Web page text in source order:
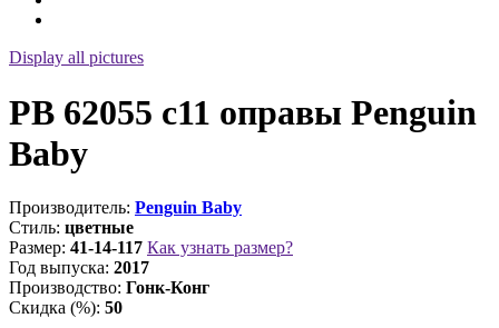
Display all pictures
PB 62055 c11 оправы Penguin
Baby
Производитель: Penguin Baby
Стиль: цветные
Размер: 41-14-117 Как узнать размер?
Год выпуска: 2017
Производство: Гонк-Конг
Скидка (%): 50